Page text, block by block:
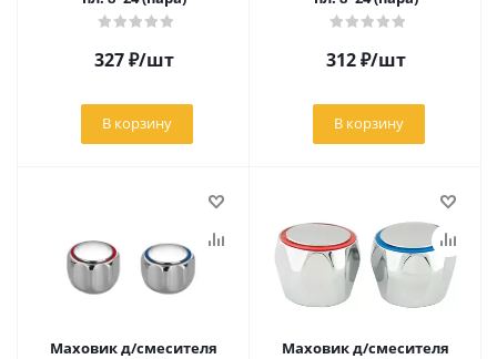
327₽/шт
В корзину
312₽/шт
В корзину
Маховик д/смесителя
Маховик д/смесителя